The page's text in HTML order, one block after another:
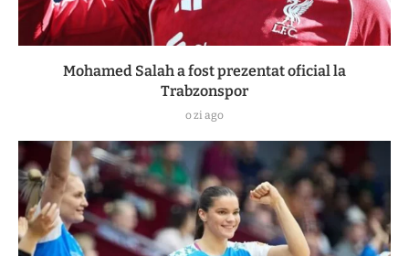
Mohamed Salah a fost prezentat oficial la
Trabzonspor
o zi ago